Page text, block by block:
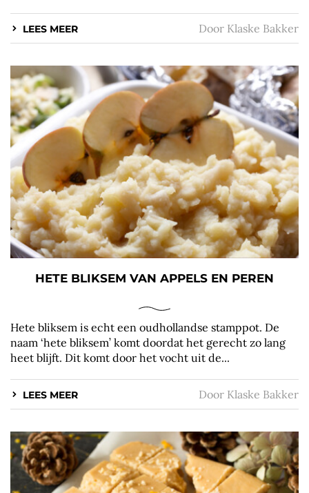
LEES MEER Door Klaske Bakker
HETE BLIKSEM VAN APPELS EN PEREN
Hete bliksem is echt een oudhollandse stamppot. De
naam ‘hete bliksem’ komt doordat het gerecht zo lang
heet blijft. Dit komt door het vocht uit de...
LEES MEER Door Klaske Bakker